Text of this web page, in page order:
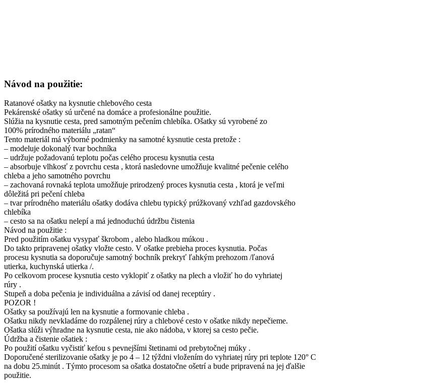
Návod na použitie:
Ratanové ošatky na kysnutie chlebového cesta
Pekárenské ošatky sú určené na domáce a profesionálne použitie.
Slúžia na kysnutie cesta, pred samotným pečením chlebíka. Ošatky sú vyrobené zo
100% prírodného materiálu „ratan“
Tento materiál má výborné podmienky na samotné kysnutie cesta pretože :
– modeluje dokonalý tvar bochníka
– udržuje požadovanú teplotu počas celého procesu kysnutia cesta
– absorbuje vlhkosť z povrchu cesta , ktorá nasledovne umožňuje kvalitné pečenie celého
chleba a jeho samotného povrchu
– zachovaná rovnaká teplota umožňuje prirodzený proces kysnutia cesta , ktorá je veľmi
dôležitá pri pečení chleba
– tvar prírodného materiálu ošatky dodáva chlebu typický prúžkovaný vzhľad gazdovského
chlebíka
– cesto sa na ošatku nelepí a má jednoduchú údržbu čistenia
Návod na použitie :
Pred použitím ošatku vysypať škrobom , alebo hladkou múkou .
Do takto pripravenej ošatky vložte cesto. V ošatke prebieha proces kysnutia. Počas
procesu kysnutia sa doporučuje samotný bochník prekryť ľahkým prehozom /ľanová
utierka, kuchynská utierka /.
Po celkovom procese kysnutia cesto vyklopiť z ošatky na plech a vložiť ho do vyhriatej
rúry .
Stupeň a doba pečenia je individuálna a závisí od danej receptúry .
POZOR !
Ošatky sa používajú len na kysnutie a formovanie chleba .
Ošatku nikdy nevkladáme do rozpálenej rúry a chlebové cesto v ošatke nikdy nepečieme.
Ošatka slúži výhradne na kysnutie cesta, nie ako nádoba, v ktorej sa cesto pečie.
Údržba a čistenie ošatiek :
Po použití ošatku vyčistiť kefou s pevnejšími štetinami od prebytočnej múky .
Doporučené sterilizovanie ošatky je po 4 – 12 týždni vložením do vyhriatej rúry pri teplote 120° C
na dobu 25.minút . Týmto procesom sa ošatka dostatočne ošetrí a bude pripravená na jej ďalšie
použitie.